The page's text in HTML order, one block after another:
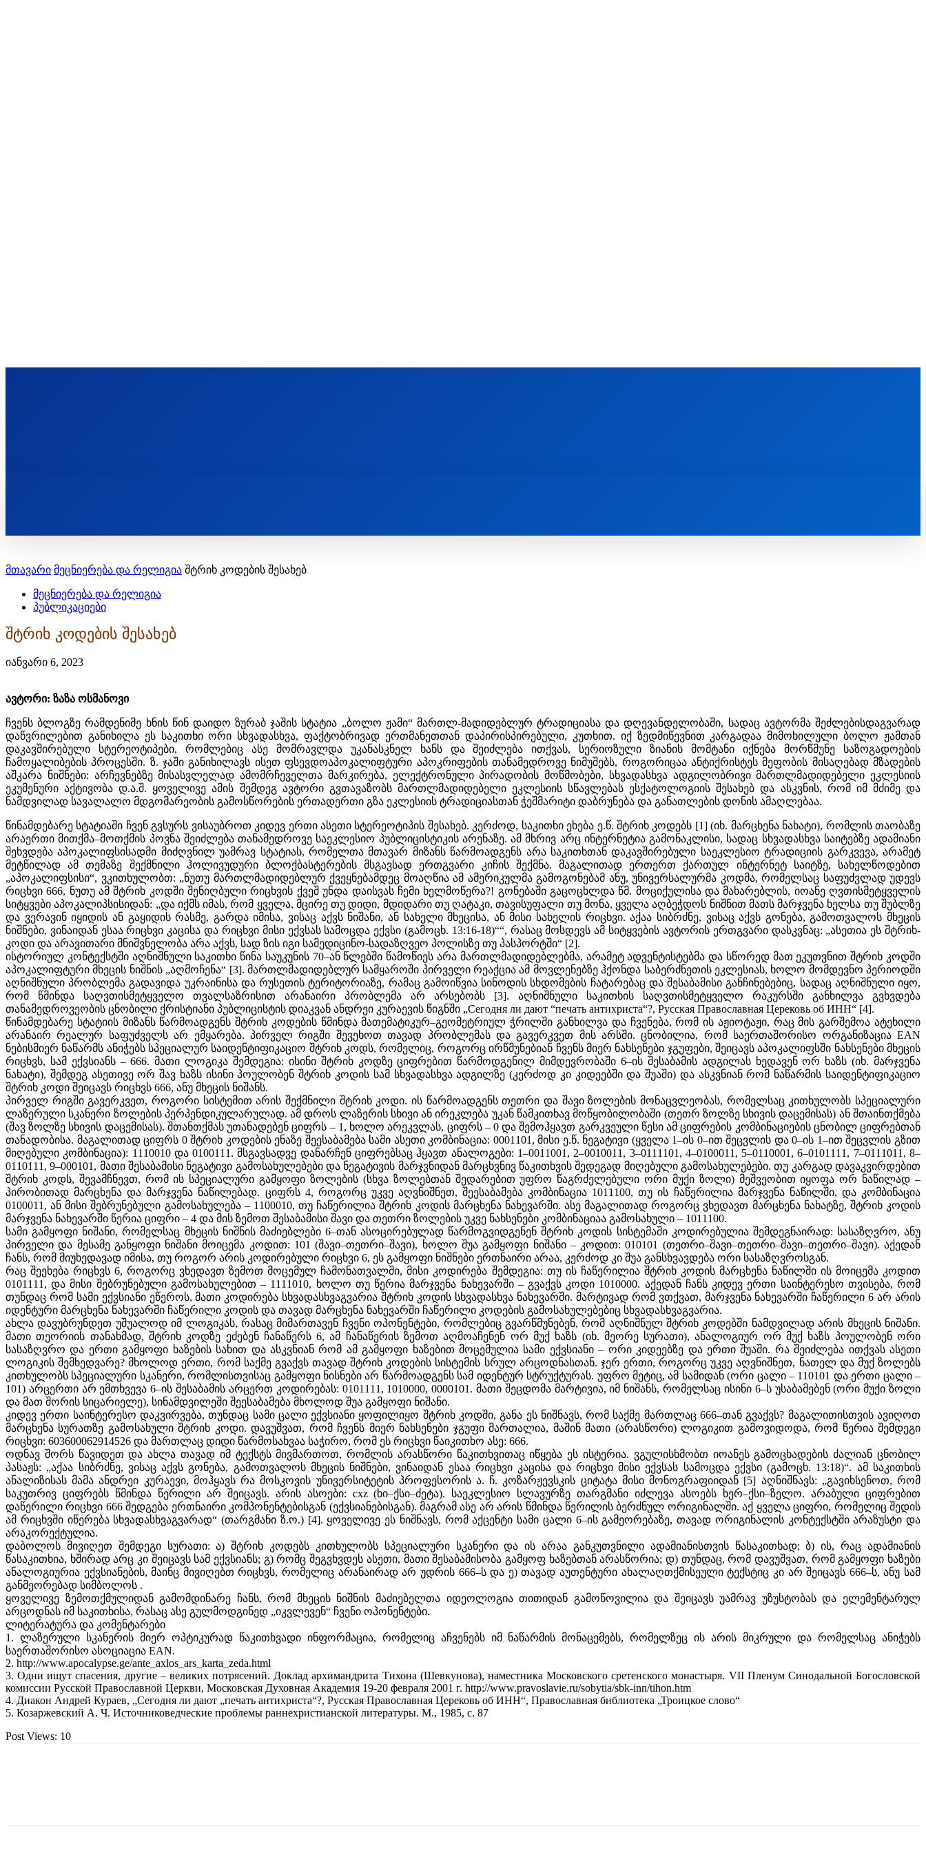
მთავარი მეცნიერება და რელიგია შტრიხ კოდების შესახებ
მეცნიერება და რელიგია
პუბლიკაციები
შტრიხ კოდების შესახებ
იანვარი 6, 2023
ავტორი: ზაზა ოსმანოვი
ჩვენს ბლოგზე რამდენიმე ხნის წინ დაიდო ზურაბ ჯაშის სტატია „ბოლო ჟამი“ მართლ-მადიდებლურ ტრადიციასა და დღევანდელობაში, სადაც ავტორმა შეძლებისდაგვარად
დაწვრილებით განიხილა ეს საკითხი ორი სხვადასხვა, ფაქტობრივად ერთმანეთთან დაპირისპირებული, კუთხით. იქ ზედმიწევნით კარგადაა მიმოხილული ბოლო ჟამთან
დაკავშირებული სტერეოტიპები, რომლებიც ასე მომრავლდა უკანასკნელ ხანს და შეიძლება ითქვას, სერიოზული ზიანის მომტანი იქნება მორწმუნე საზოგადოების
ჩამოყალიბების პროცესში. ზ. ჯაში განიხილავს ისეთ ფსევდოაპოკალიფტური აპოკრიფების თანამედროვე ნიმუშებს, როგორიცაა ანტიქრისტეს მეფობის მისაღებად მზადების
აშკარა ნიშნები: არჩევნებზე მისასვლელად ამომრჩეველთა მარკირება, ელექტრონული პირადობის მოწმობები, სხვადასხვა ადგილობრივი მართლმადიდებელი ეკლესიის
ეკუმენური აქტივობა დ.ა.შ. ყოველივე ამის შემდეგ ავტორი გვთავაზობს მართლმადიდებელი ეკლესიის სწავლებას ესქატოლოგიის შესახებ და ასკვნის, რომ იმ მძიმე და
ნამდვილად სავალალო მდგომარეობის გამოსწორების ერთადერთი გზა ეკლესიის ტრადიციასთან ჭეშმარიტი დაბრუნება და განათლების დონის ამაღლებაა.
წინამდებარე სტატიაში ჩვენ გვსურს ვისაუბროთ კიდევ ერთი ასეთი სტერეოტიპის შესახებ. კერძოდ, საკითხი ეხება ე.წ. შტრიხ კოდებს [1] (იხ. მარცხენა ნახატი), რომლის თაობაზე
არაერთი მითქმა–მოთქმის პოვნა შეიძლება თანამედროვე საეკლესიო პუბლიცისტიკის არენაზე. ამ მხრივ არც ინტერნეტია გამონაკლისი, სადაც სხვადასხვა საიტებზე ადამიანი
შეხვდება აპოკალიფსისადმი მიძღვნილ უამრავ სტატიას, რომელთა მთავარ მიზანს წარმოადგენს არა საკითხთან დაკავშირებული საეკლესიო ტრადიციის გარკვევა, არამეტ
მეტწილად ამ თემაზე შექმნილი ჰოლივუდური ბლოქბასტერების მსგავსად ერთგვარი კიჩის შექმნა. მაგალითად ერთერთ ქართულ ინტერნეტ საიტზე, სახელწოდებით
„აპოკალიფსისი“, ვკითხულობთ: „ნუთუ მართლმადიდებლურ ქვეყნებამდეც მოაღწია ამ ამერიკულმა გამოგონებამ ანუ, უნივერსალურმა კოდმა, რომელსაც საფუძვლად უდევს
რიცხვი 666, ნუთუ ამ შტრიხ კოდში შენიღბული რიცხვის ქვეშ უნდა დაისვას ჩემი ხელმოწერა?! გონებაში გაცოცხლდა წმ. მოციქულისა და მახარებლის, იოანე ღვთისმეტყველის
სიტყვები აპოკალიპსისიდან: „და იქმს იმას, რომ ყველა, მცირე თუ დიდი, მდიდარი თუ ღატაკი, თავისუფალი თუ მონა, ყველა აღბეჭდოს ნიშნით მათს მარჯვენა ხელსა თუ შუბლზე
და ვერავინ იყიდის ან გაყიდის რასმე, გარდა იმისა, ვისაც აქვს ნიშანი, ან სახელი მხეცისა, ან მისი სახელის რიცხვი. აქაა სიბრძნე, ვისაც აქვს გონება, გამოთვალოს მხეცის
ნიშნები, ვინაიდან ესაა რიცხვი კაცისა და რიცხვი მისი ექვსას სამოცდა ექვსი (გამოცხ. 13:16-18)““, რასაც მოსდევს ამ სიტყვების ავტორის ერთგვარი დასკვნაც: „ასეთია ეს შტრიხ-
კოდი და არავითარი მნიშვნელობა არა აქვს, სად ზის იგი სამედიცინო-სადაზღვეო პოლისზე თუ პასპორტში“ [2].
ისტორიულ კონტექსტში აღნიშნული საკითხი წინა საუკუნის 70–ან წლებში წამოწიეს არა მართლმადიდებლებმა, არამეტ ადვენტისტებმა და სწორედ მათ ეკუთვნით შტრიხ კოდში
აპოკალიფტური მხეცის ნიშნის „აღმოჩენა“ [3]. მართლმადიდებლურ სამყაროში პირველი რეაქცია ამ მოვლენებზე ჰქონდა საბერძნეთის ეკლესიას, ხოლო მომდევნო პერიოდში
აღნიშნული პრობლემა გადავიდა უკრაინისა და რუსეთის ტერიტორიაზე, რამაც გამოიწვია სინოდის სხდომების ჩატარებაც და შესაბამისი განჩინებებიც, სადაც აღნიშნული იყო,
რომ წმინდა საღვთისმეტყველო თვალსაზრისით არანაირი პრობლემა არ არსებობს [3]. აღნიშნული საკითხის საღვთისმეტყველო რაკურსში განხილვა გვხვდება
თანამედროვეობის ცნობილი ქრისტიანი პუბლიცისტის დიაკვან ანდრეი კურაევის წიგნში „Сегодня ли дают “печать антихриста“?, Русская Православная Церековь об ИНН“ [4].
წინამდებარე სტატიის მიზანს წარმოადგენს შტრიხ კოდების წმინდა მათემატიკურ–გეომეტრიულ ჭრილში განხილვა და ჩვენება, რომ ის აჟიოტაჟი, რაც მის გარშემოა ატეხილი
არანაირ რეალურ საფუძველს არ ემყარება. პირველ რიგში შევეხოთ თავად პრობლემას და გავერკვეთ მის არსში. ცნობილია, რომ საერთაშორისო ორგანიზაცია EAN
ნებისმიერ ნაწარმს ანიჭებს სპეციალურ საიდენტიფიკაციო შტრიხ კოდს, რომელიც, როგორც ირწმუნებიან ჩვენს მიერ ნახსენები ჯგუფები, შეიცავს აპოკალიფსში ნახსენები მხეცის
რიცხვს, სამ ექვსიანს – 666. მათი ლოგიკა შემდეგია: ისინი შტრიხ კოდზე ციფრებით წარმოდგენილ მიმდევრობაში 6–ის შესაბამის ადგილას ხედავენ ორ ხაზს (იხ. მარჯვენა
ნახატი), შემდეგ ასეთივე ორ შავ ხაზს ისინი პოულობენ შტრიხ კოდის სამ სხვადასხვა ადგილზე (კერძოდ კი კიდეებში და შუაში) და ასკვნიან რომ ნაწარმის საიდენტიფიკაციო
შტრიხ კოდი შეიცავს რიცხვს 666, ანუ მხეცის ნიშანს.
პირველ რიგში გავერკვეთ, როგორი სისტემით არის შექმნილი შტრიხ კოდი. ის წარმოადგენს თეთრი და შავი ზოლების მონაცვლეობას, რომელსაც კითხულობს სპეციალური
ლაზერული სკანერი ზოლების პერპენდიკულარულად. ამ დროს ლაზერის სხივი ან ირეკლება უკან წამკითხავ მოწყობილობაში (თეთრ ზოლზე სხივის დაცემისას) ან შთაინთქმება
(შავ ზოლზე სხივის დაცემისას). შთანთქმას უთანადებენ ციფრს – 1, ხოლო არეკვლას, ციფრს – 0 და შემოჰყავთ გარკვეული წესი ამ ციფრების კომბინაციების ცნობილ ციფრებთან
თანადობისა. მაგალითად ციფრს 0 შტრიხ კოდების ენაზე შეესაბამება სამი ასეთი კომბინაცია: 0001101, მისი ე.წ. ნეგატივი (ყველა 1–ის 0–ით შეცვლის და 0–ის 1–ით შეცვლის გზით
მიღებული კომბინაცია): 1110010 და 0100111. მსგავსადვე დანარჩენ ციფრებსაც ჰყავთ ანალოგები: 1–0011001, 2–0010011, 3–0111101, 4–0100011, 5–0110001, 6–0101111, 7–0111011, 8–
0110111, 9–000101, მათი შესაბამისი ნეგატივი გამოსახულებები და ნეგატივის მარჯვნიდან მარცხვნივ წაკითხვის შედეგად მიღებული გამოსახულებები. თუ კარგად დავაკვირდებით
შტრიხ კოდს, შევამჩნევთ, რომ ის სპეციალური გამყოფი ზოლების (სხვა ზოლებთან შედარებით უფრო წაგრძელებული ორი მუქი ზოლი) მეშვეობით იყოფა ორ ნაწილად –
პირობითად მარცხენა და მარჯვენა ნაწილებად. ციფრს 4, როგორც უკვე აღვნიშნეთ, შეესაბამება კომბინაცია 1011100, თუ ის ჩაწერილია მარჯვენა ნაწილში, და კომბინაცია
0100011, ან მისი შებრუნებული გამოსახულება – 1100010, თუ ჩაწერილია შტრიხ კოდის მარცხენა ნახევარში. ასე მაგალითად როგორც ვხედავთ მარცხენა ნახატზე, შტრიხ კოდის
მარჯვენა ნახევარში წერია ციფრი – 4 და მის ზემოთ შესაბამისი შავი და თეთრი ზოლების უკვე ნახსენები კომბინაციაა გამოსახული – 1011100.
სამი გამყოფი ნიშანი, რომელსაც მხეცის ნიშნის მაძიებლები 6–თან ასოცირებულად წარმოგვიდგენენ შტრიხ კოდის სისტემაში კოდირებულია შემდეგნაირად: სასაზღვრო, ანუ
პირველი და მესამე განყოფი ნიშანი მოიცემა კოდით: 101 (შავი–თეთრი–შავი), ხოლო შუა გამყოფი ნიშანი – კოდით: 010101 (თეთრი–შავი–თეთრი–შავი–თეთრი–შავი). აქედან
ჩანს, რომ მიუხედავად იმისა, თუ როგორ არის კოდირებული რიცხვი 6, ეს გამყოფი ნიშნები ერთნაირი არაა, კერძოდ კი შუა განსხვავდება ორი სასაზღვროსგან.
რაც შეეხება რიცხვს 6, როგორც ვხედავთ ზემოთ მოცემულ ჩამონათვალში, მისი კოდირება შემდეგია: თუ ის ჩაწერილია შტრიხ კოდის მარცხენა ნაწილში ის მოიცემა კოდით
0101111, და მისი შებრუნებული გამოსახულებით – 1111010, ხოლო თუ წერია მარჯვენა ნახევარში – გვაქვს კოდი 1010000. აქედან ჩანს კიდევ ერთი საინტერესო თვისება, რომ
თუნდაც რომ სამი ექვსიანი ეწეროს, მათი კოდირება სხვადასხვაგვარია შტრიხ კოდის სხვადასხვა ნახევარში. მარტივად რომ ვთქვათ, მარჯვენა ნახევარში ჩაწერილი 6 არ არის
იდენტური მარცხენა ნახევარში ჩაწერილი კოდის და თავად მარცხენა ნახევარში ჩაწერილი კოდების გამოსახულებებიც სხვადასხვაგვარია.
ახლა დავუბრუნდეთ უშუალოდ იმ ლოგიკას, რასაც მიმართავენ ჩვენი ოპონენტები, რომლებიც გვარწმუნებენ, რომ აღნიშნულ შტრიხ კოდებში ნამდვილად არის მხეცის ნიშანი.
მათი თეორიის თანახმად, შტრიხ კოდზე ეძებენ ჩანაწერს 6, ამ ჩანაწერის ზემოთ აღმოაჩენენ ორ მუქ ხაზს (იხ. მეორე სურათი), ანალოგიურ ორ მუქ ხაზს პოულობენ ორი
სასაზღვრო და ერთი გამყოფი ხაზების სახით და ასკვნიან რომ ამ გამყოფი ხაზებით მოცემულია სამი ექვსიანი – ორი კიდეებზე და ერთი შუაში. რა შეიძლება ითქვას ასეთი
ლოგიკის შემხედვარე? მხოლოდ ერთი, რომ საქმე გვაქვს თავად შტრიხ კოდების სისტემის სრულ არცოდნასთან. ჯერ ერთი, როგორც უკვე აღვნიშნეთ, ნათელ და მუქ ზოლებს
კითხულობს სპეციალური სკანერი, რომლისთვისაც გამყოფი ნისნები არ წარმოადგენს სამ იდენტურ სტრუქტურას. უფრო მეტიც, ამ სამიდან (ორი ცალი – 110101 და ერთი ცალი –
101) არცერთი არ ემთხვევა 6–ის შესაბამის არცერთ კოდირებას: 0101111, 1010000, 0000101. მათი შეცდომა მარტივია, იმ ნიშანს, რომელსაც ისინი 6–ს უსაბამებენ (ორი მუქი ზოლი
და მათ შორის სიცარიელე), სინამდვილეში შეესაბამება მხოლოდ შუა გამყოფი ნიშანი.
კიდევ ერთი საინტერესო დაკვირვება, თუნდაც სამი ცალი ექვსიანი ყოფილიყო შტრიხ კოდში, განა ეს ნიშნავს, რომ საქმე მართლაც 666–თან გვაქვს? მაგალითისთვის ავიღოთ
მარცხენა სურათზე გამოსახული შტრიხ კოდი. დავუშვათ, რომ ჩვენს მიერ ნახსენები ჯგუფი მართალია, მაშინ მათი (არასწორი) ლოგიკით გამოვიდოდა, რომ წერია შემდეგი
რიცხვი: 603600062914526 და მართლაც დიდი წარმოსახვაა საჭირო, რომ ეს რიცხვი წაიკითხო ასე: 666.
ოდნავ შორს წავიდეთ და ახლა თავად იმ ტექსტს მივმართოთ, რომლის არასწორი წაკითხვითაც იწყება ეს ისტერია. ვგულისხმობთ იოანეს გამოცხადების ძალიან ცნობილ
პასაჟს: „აქაა სიბრძნე, ვისაც აქვს გონება, გამოთვალოს მხეცის ნიშნები, ვინაიდან ესაა რიცხვი კაცისა და რიცხვი მისი ექვსას სამოცდა ექვსი (გამოცხ. 13:18)“. ამ საკითხის
ანალიზისას მამა ანდრეი კურაევი, მოჰყავს რა მოსკოვის უნივერსიტეტის პროფესორის ა. ჩ. კოზარჟევსკის ციტატა მისი მონოგრაფიიდან [5] აღნიშნავს: „გავიხსენოთ, რომ
საკუთრივ ციფრებს წმინდა წერილი არ შეიცავს. არის ასოები: cxz (ხი–ქსი–ძეტა). საეკლესიო სლავურზე თარგმანი იძლევა ასოებს ხერ–ქსი–ზელო. არაბული ციფრებით
დაწერილი რიცხვი 666 შედგება ერთნაირი კომპონენტებისგან (ექვსიანებისგან). მაგრამ ასე არ არის წმინდა წერილის ბერძნულ ორიგინალში. აქ ყველა ციფრი, რომელიც შედის
ამ რიცხვში იწერება სხვადასხვაგვარად“ (თარგმანი ზ.ო.) [4]. ყოველივე ეს ნიშნავს, რომ აქცენტი სამი ცალი 6–ის გამეორებაზე, თავად ორიგინალის კონტექსტში არაზუსტი და
არაკორექტულია.
დაბოლოს მივიღეთ შემდეგი სურათი: ა) შტრიხ კოდებს კითხულობს სპეციალური სკანერი და ის არაა განკუთვნილი ადამიანისთვის წასაკითხად; ბ) ის, რაც ადამიანის
წასაკითხია, ხშირად არც კი შეიცავს სამ ექვსიანს; გ) რომც შეგვხვდეს ასეთი, მათი შესაბამისობა გამყოფ ხაზებთან არასწორია; დ) თუნდაც, რომ დავუშვათ, რომ გამყოფი ხაზები
ანალოგიურია ექვსიანების, მაინც მივიღებთ რიცხვს, რომელიც არანაირად არ უდრის 666–ს და ე) თავად აუთენტური ახალაღთქმისეული ტექსტიც კი არ შეიცავს 666–ს, ანუ სამ
განმეორებად სიმბოლოს .
ყოველივე ზემოთქმულიდან გამომდინარე ჩანს, რომ მხეცის ნიშნის მაძიებელთა იდეოლოგია თითიდან გამოწოვილია და შეიცავს უამრავ უზუსტობას და ელემენტარულ
არცოდნას იმ საკითხისა, რასაც ასე გულმოდგინედ „იკვლევენ“ ჩვენი ოპონენტები.
ლიტერატურა და კომენტარები
1. ლაზერული სკანერის მიერ ოპტიკურად წაკითხვადი ინფორმაცია, რომელიც აჩვენებს იმ ნაწარმის მონაცემებს, რომელზეც ის არის მიკრული და რომელსაც ანიჭებს
საერთაშორისო ასოციაცია EAN.
2. http://www.apocalypse.ge/ante_axlos_ars_karta_zeda.html
3. Одни ищут спасения, другие – великих потрясений. Доклад архимандрита Тихона (Шевкунова), наместника Московского сретенского монастыря. VII Пленум Синодальной Богословской
комиссии Русской Православной Церкви, Московская Духовная Академия 19-20 февраля 2001 г. http://www.pravoslavie.ru/sobytia/sbk-inn/tihon.htm
4. Диакон Андрей Кураев, „Сегодня ли дают „печать антихриста“?, Русская Православная Церековь об ИНН“, Православная библиотека „Троицкое слово“
5. Козаржевский А. Ч. Источниковедческие проблемы раннехристианской литературы. М., 1985, с. 87
Post Views: 10